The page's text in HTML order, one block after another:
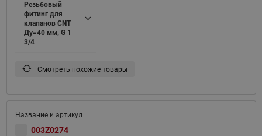
Резьбовый
фитинг для
клапанов CNT
Ду=40 мм, G 1
3/4
Смотреть похожие товары
003Z0274